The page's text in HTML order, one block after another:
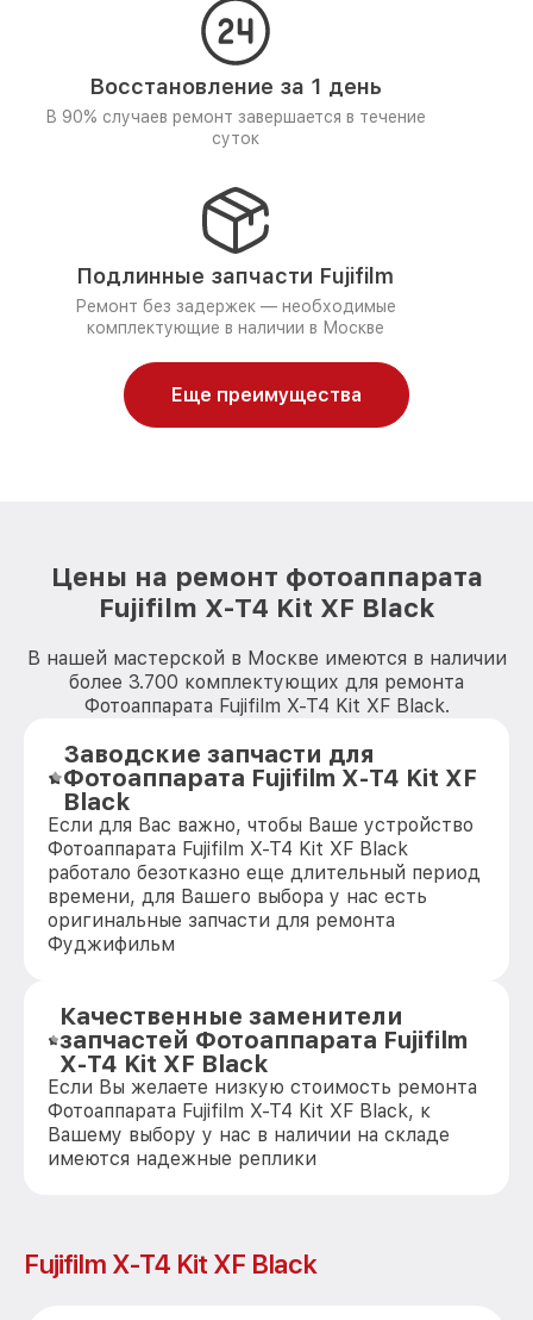
Восстановление за 1 день
В 90% случаев ремонт завершается в течение
суток
Подлинные запчасти Fujifilm
Ремонт без задержек — необходимые
комплектующие в наличии в Москве
Еще преимущества
Цены на ремонт фотоаппарата
Fujifilm X-T4 Kit XF Black
В нашей мастерской в Москве имеются в наличии
более 3.700 комплектующих для ремонта
Фотоаппарата Fujifilm X-T4 Kit XF Black.
Заводские запчасти для
Фотоаппарата Fujifilm X-T4 Kit XF
Black
Если для Вас важно, чтобы Ваше устройство
Фотоаппарата Fujifilm X-T4 Kit XF Black
работало безотказно еще длительный период
времени, для Вашего выбора у нас есть
оригинальные запчасти для ремонта
Фуджифильм
Качественные заменители
запчастей Фотоаппарата Fujifilm
X-T4 Kit XF Black
Если Вы желаете низкую стоимость ремонта
Фотоаппарата Fujifilm X-T4 Kit XF Black, к
Вашему выбору у нас в наличии на складе
имеются надежные реплики
Fujifilm X-T4 Kit XF Black